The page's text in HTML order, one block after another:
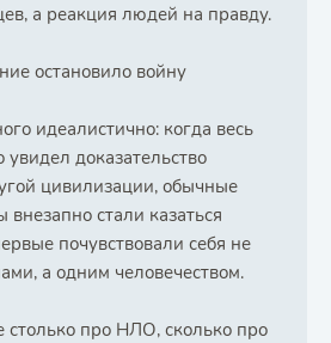
а реакция людей на правду.
остановило войну
идеалистично: когда весь
доказательство
цивилизации, обычные
стали казаться
почувствовали себя не
а одним человечеством.
столько про НЛО, сколько про